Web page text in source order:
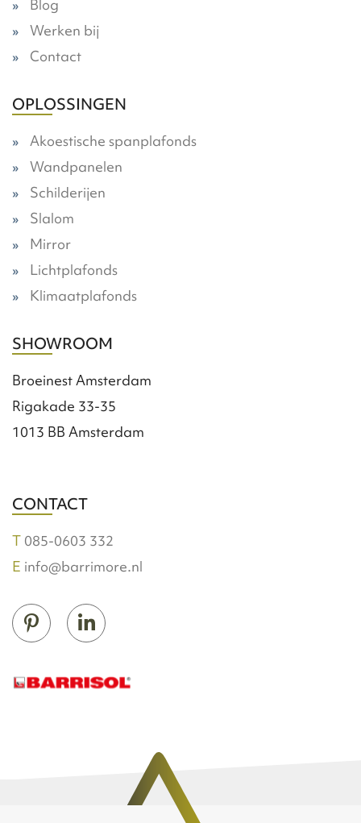
Blog
Werken bij
Contact
OPLOSSINGEN
Akoestische spanplafonds
Wandpanelen
Schilderijen
Slalom
Mirror
Lichtplafonds
Klimaatplafonds
SHOWROOM
Broeinest Amsterdam
Rigakade 33-35
1013 BB Amsterdam
CONTACT
085-0603 332
info@barrimore.nl